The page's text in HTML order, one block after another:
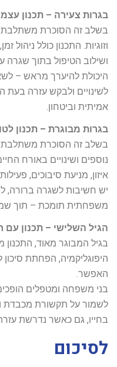
בגרות צעירה – תכנון
בשלב זה הסוכרת משתלבת
וזוגיות. התכנון כולל ניהול
ושילוב הטיפול בתוך שגרה
היכולת להיערך מראש –
לשינויים ולבקש עזרה
אמיתית וביטחון.
בגרות מבוגרת – תכנון
בשלב זה הסוכרת משתלבת
נוספים ושינויים באורח
איזון, מניעת סיבוכים,
יש חשיבות לשגרה ברורה,
משפחתית תומכת – תוך
הגיל השלישי – תכנון עם
בגיל המבוגר מאוד,
היפוגליקמיה, הפחתת סיכון
האפשר.
בני משפחה ומטפלים
לשמור על תקשורת מכבדת
בחייו, גם כאשר נדרשת
לסיכום